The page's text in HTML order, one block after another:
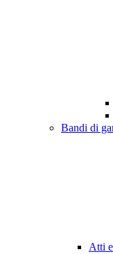
Bandi di
Atti